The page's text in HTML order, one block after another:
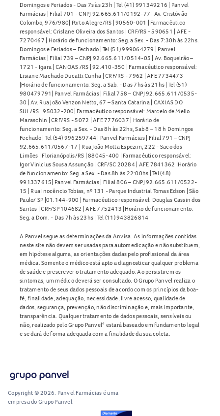
Domingos e Feriados - Das 7s às 23h | Tel (41) 991349216 | Panvel
Farmácias | Filial 701 - CNPJ 92.665.611/0192-77 | Av. Cristóvão
Colombo, 976/980| Porto Alegre/RS | 90560-001 | Farmacêutico
responsável: Crislane Oliveira dos Santos | CRF/RS - 590651 | AFE -
7270467 | Horário de funcionamento: Seg. a Sex. - Das 7:30h às 22hs.
Domingos e Feriados – Fechado | Tel (51) 999064279 | Panvel
Farmácias | Filial 739 – CNPJ 92.665.611/0514-05 | Av. Boqueirão –
1721 - Igara | CANOAS /RS | 92.410-350 | Farmacêutico responsável:
Lisiane Machado Ducatti Cunha | CRF/RS - 7962 | AFE 7734473
|Horário de funcionamento: Seg. a Sab. - Das 7hs às 21hs | Tel (51)
980479791| Panvel Farmácias | Filial 758 – CNPJ 92.665.611/0535-
30 | Av. Rua João Venzon Netto, 67 – Santa Catarina | CAXIAS DO
SUL/RS | 95032-200| Farmacêutico responsável: Marcelo de Mello
Maraschin | CRF/RS - 5072 | AFE 7776037 | Horário de
funcionamento: Seg. a Sex. - Das 8h às 22hs, Sab 8 – 18 h Domingos
Fechado | Tel (54) 996259744 | Panvel Farmácias | Filial 791 – CNPJ
92.665.611/0567-17 | Rua João Motta Espezim, 222 - Saco dos
Limões | Florianópolis/RS | 88045-400 | Farmacêutico responsável:
Igor Vinicius Sousa Assunção | CRF/SC 20284 | AFE 7841362 |Horário
de funcionamento: Seg. a Sex. - Das 8h às 22:00hs | Tel (48)
991337615| Panvel Farmácias | Filial 806 – CNPJ 92.665.611/0522-
15 | Rua Inocêncio Tobias, nº 131 - Parque Industrial Tomas Edson | São
Paulo/ SP |01.144-900 | Farmacêutico responsável: Douglas Cassin dos
Santos | CRF/SP 104682 | AFE 7752413 |Horário de funcionamento:
Seg. a Dom. - Das 7h às 23hs | Tel (11) 943826814
A Panvel segue as determinações da Anvisa. As informações contidas
neste site não devem ser usadas para automedicação e não substituem,
em hipótese alguma, as orientações dadas pelo profissional da área
médica. Somente o médico está apto a diagnosticar qualquer problema
de saúde e prescrever o tratamento adequado. Ao persistirem os
sintomas, um médico deverá ser consultado. O Grupo Panvel realiza o
tratamento de seus dados pessoais de acordo com os princípios da boa-
fé, finalidade, adequação, necessidade, livre acesso, qualidade de
dados, segurança, prevenção, não discriminação e, mais importante,
transparência. Qualquer tratamento de dados pessoais, sensíveis ou
não, realizado pelo Grupo Panvel* estará baseado em fundamento legal
e se dará de forma adequada com a finalidade da sua coleta.
Copyright © 2026. Panvel Farmácias é uma
empresa do Grupo Panvel.